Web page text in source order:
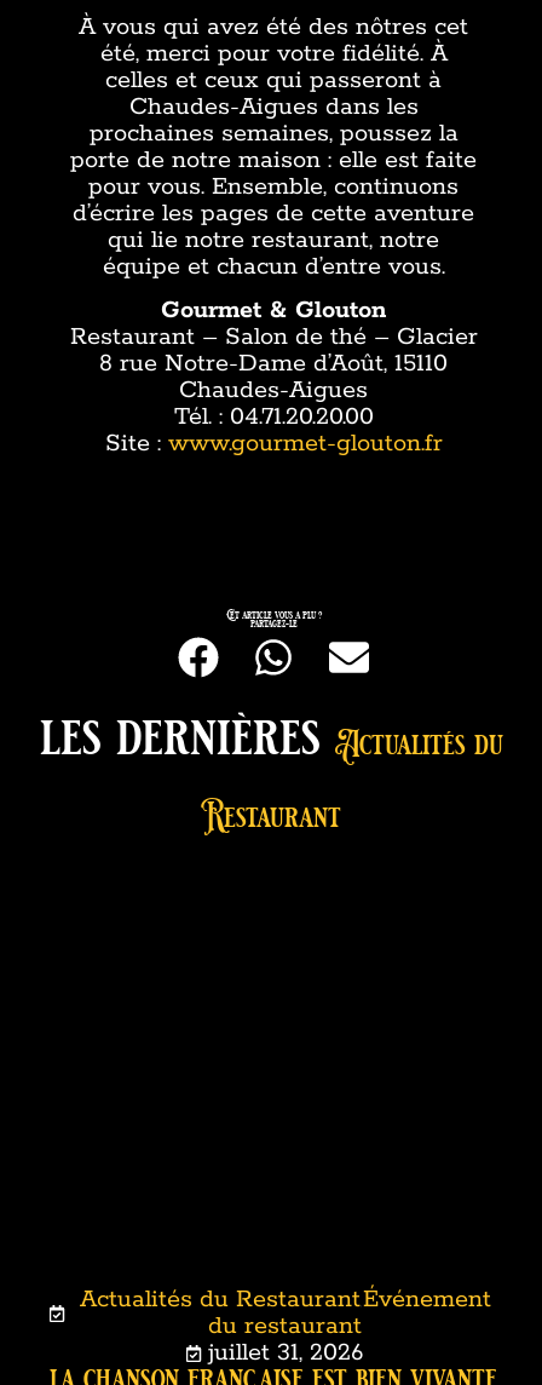
À vous qui avez été des nôtres cet
été, merci pour votre fidélité. À
celles et ceux qui passeront à
Chaudes-Aigues dans les
prochaines semaines, poussez la
porte de notre maison : elle est faite
pour vous. Ensemble, continuons
d’écrire les pages de cette aventure
qui lie notre restaurant, notre
équipe et chacun d’entre vous.
Gourmet & Glouton
Restaurant – Salon de thé – Glacier
8 rue Notre-Dame d’Août, 15110
Chaudes-Aigues
Tél. : 04.71.20.20.00
Site : www.gourmet-glouton.fr
Cet article vous a plu ?
partagez-le
les dernières Actualités du
Restaurant
Actualités du Restaurant, Événement
du restaurant
juillet 31, 2026